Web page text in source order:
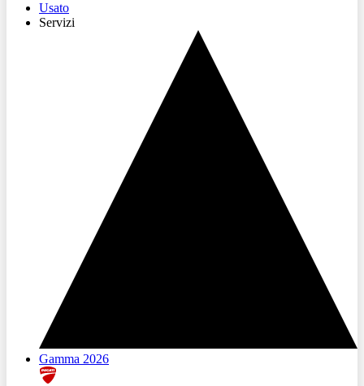
Usato
Servizi
Gamma 2026